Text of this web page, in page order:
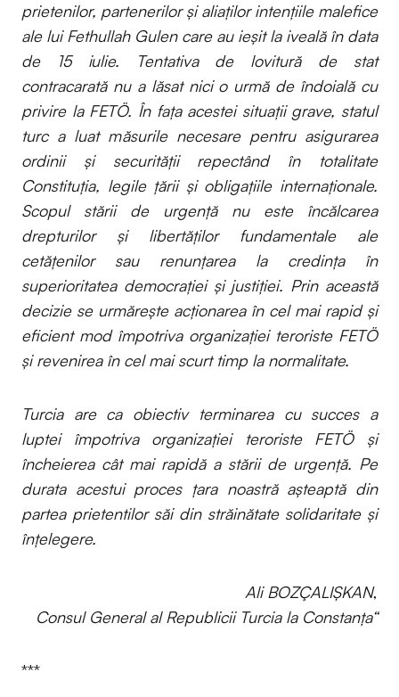
prietenilor, partenerilor și aliaților intențiile malefice
ale lui Fethullah Gulen care au ieșit la iveală în data
de 15 iulie. Tentativa de lovitură de stat
contracarată nu a lăsat nici o urmă de îndoială cu
privire la FETÖ. În fața acestei situații grave, statul
turc a luat măsurile necesare pentru asigurarea
ordinii și securității repectând în totalitate
Constituția, legile țării și obligațiile internaționale.
Scopul stării de urgență nu este încălcarea
drepturilor și libertăților fundamentale ale
cetățenilor sau renunțarea la credința în
superioritatea democrației și justiției. Prin această
decizie se urmărește acționarea în cel mai rapid și
eficient mod împotriva organizației teroriste FETÖ
și revenirea în cel mai scurt timp la normalitate.
Turcia are ca obiectiv terminarea cu succes a
luptei împotriva organizației teroriste FETÖ și
încheierea cât mai rapidă a stării de urgență. Pe
durata acestui proces țara noastră așteaptă din
partea prietentilor săi din străinătate solidaritate și
înțelegere.
Ali BOZÇALIŞKAN,
Consul General al Republicii Turcia la Constanța“
***